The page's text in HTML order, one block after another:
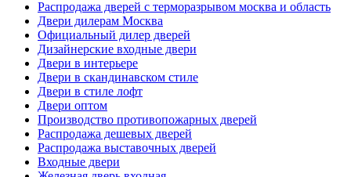
Распродажа дверей с терморазрывом москва и область
Двери дилерам Москва
Официальный дилер дверей
Дизайнерские входные двери
Двери в интерьере
Двери в скандинавском стиле
Двери в стиле лофт
Двери оптом
Производство противопожарных дверей
Распродажа дешевых дверей
Распродажа выставочных дверей
Входные двери